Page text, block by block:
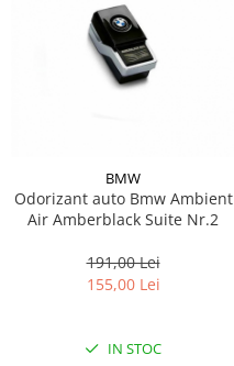
BMW
Odorizant auto Bmw Ambient
Air Amberblack Suite Nr.2
191,00 Lei
155,00 Lei
IN STOC